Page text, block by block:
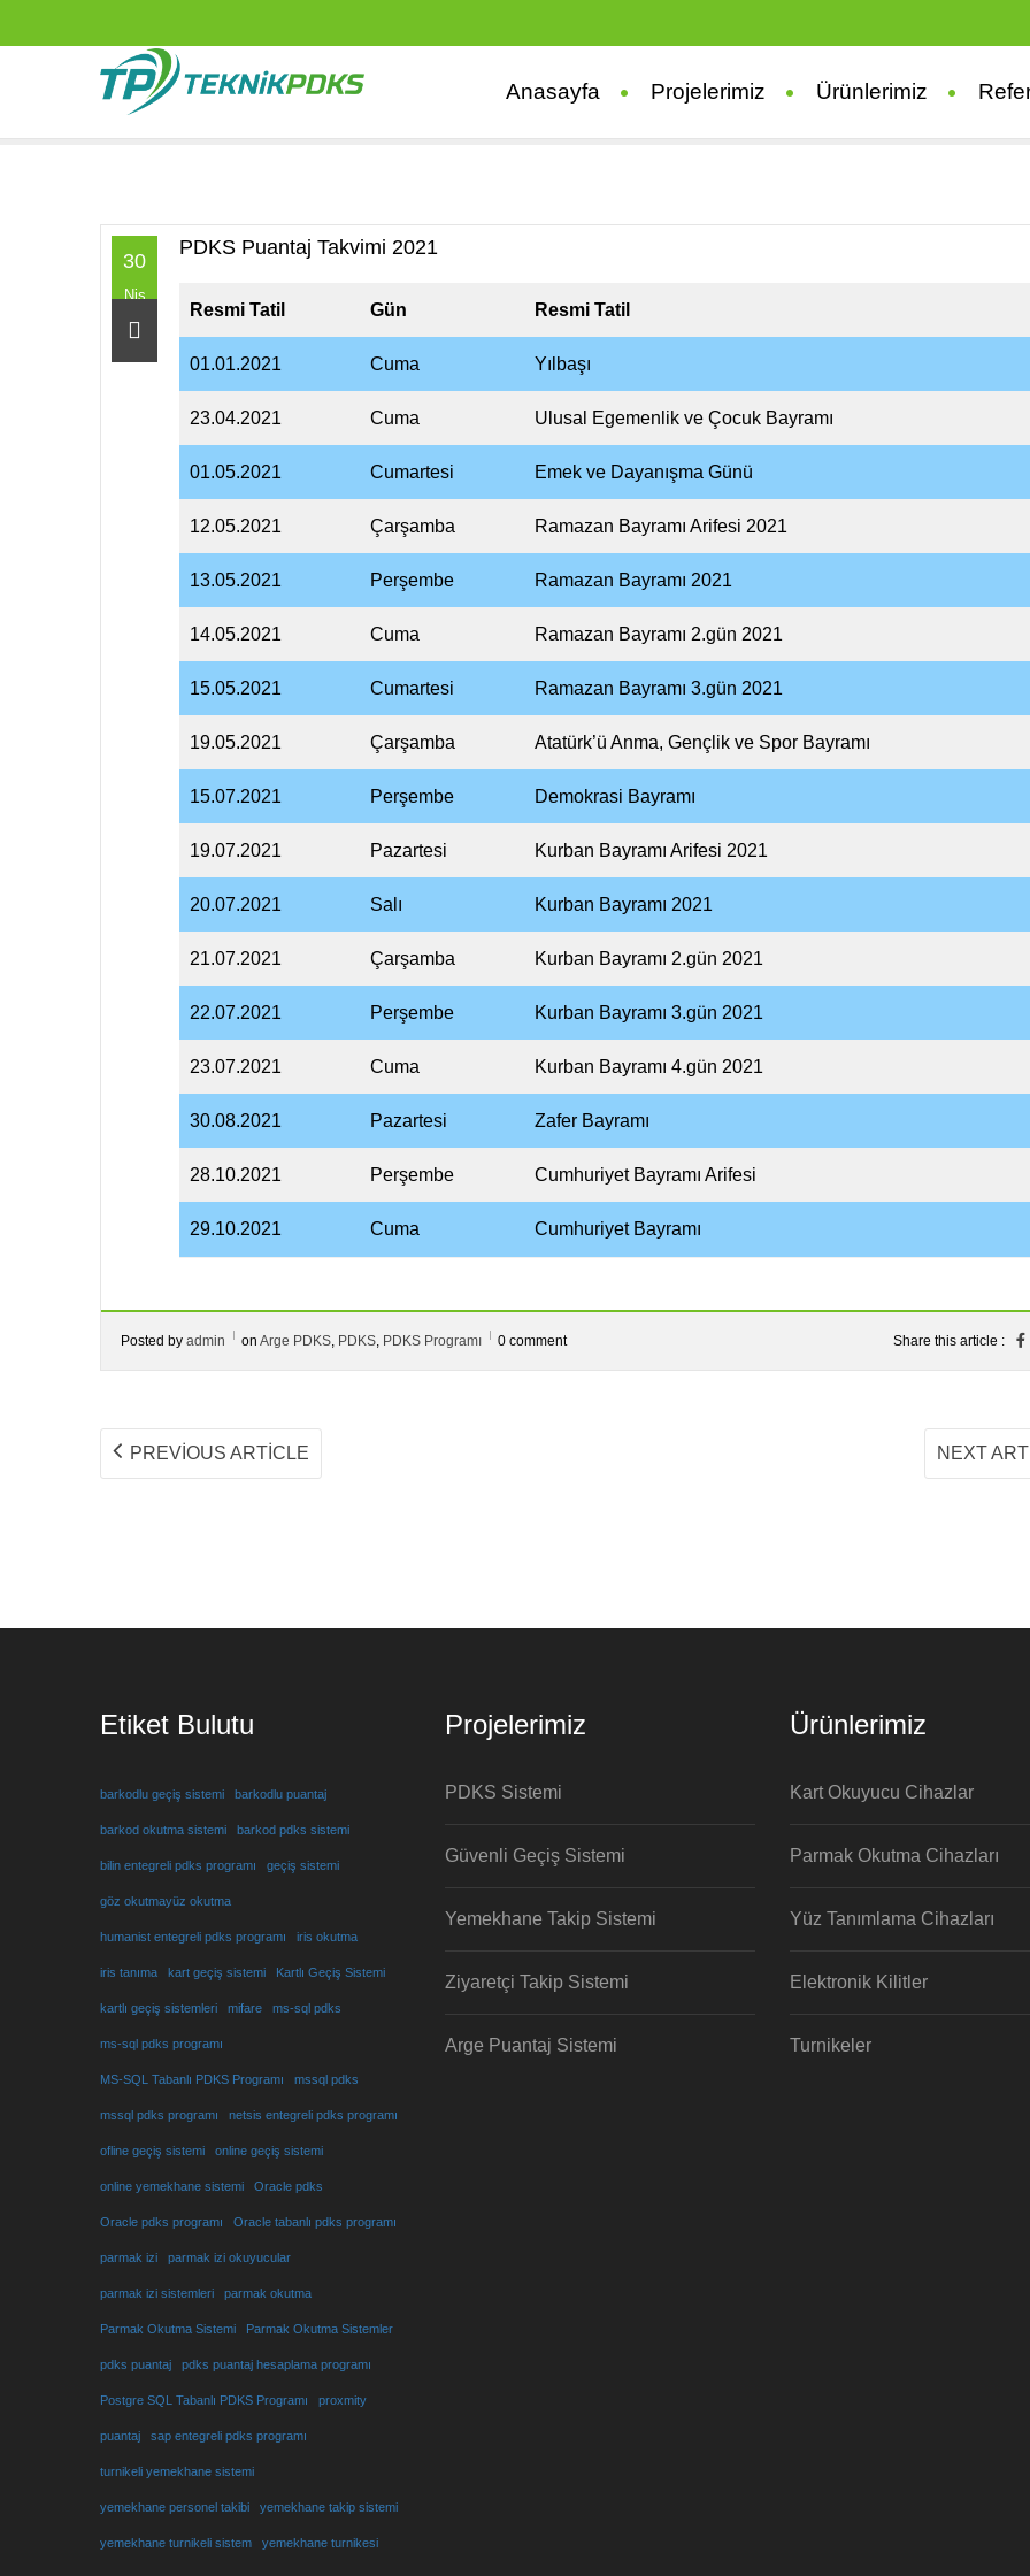
Anasayfa Projelerimiz Ürünlerimiz
30
Nis
PDKS Puantaj Takvimi 2021
Resmi Tatil Gün Resmi Tatil
01.01.2021 Cuma Yılbaşı
23.04.2021 Cuma Ulusal Egemenlik ve Çocuk Bayramı
01.05.2021 Cumartesi Emek ve Dayanışma Günü
12.05.2021 Çarşamba Ramazan Bayramı Arifesi 2021
13.05.2021 Perşembe Ramazan Bayramı 2021
14.05.2021 Cuma Ramazan Bayramı 2.gün 2021
15.05.2021 Cumartesi Ramazan Bayramı 3.gün 2021
19.05.2021 Çarşamba Atatürk’ü Anma, Gençlik ve Spor Bayramı
15.07.2021 Perşembe Demokrasi Bayramı
19.07.2021 Pazartesi Kurban Bayramı Arifesi 2021
20.07.2021 Salı Kurban Bayramı 2021
21.07.2021 Çarşamba Kurban Bayramı 2.gün 2021
22.07.2021 Perşembe Kurban Bayramı 3.gün 2021
23.07.2021 Cuma Kurban Bayramı 4.gün 2021
30.08.2021 Pazartesi Zafer Bayramı
28.10.2021 Perşembe Cumhuriyet Bayramı Arifesi
29.10.2021 Cuma Cumhuriyet Bayramı
Posted by admin on Arge PDKS, PDKS, PDKS Programı 0 comment Share this article :
Yazı
PREVIOUS ARTICLE NEXT
Etiket Bulutu
barkodlu geçiş sistemi barkodlu puantaj
barkod okutma sistemi barkod pdks sistemi
bilin entegreli pdks programı geçiş sistemi
göz okutmayüz okutma
humanist entegreli pdks programı iris okutma
iris tanıma kart geçiş sistemi Kartlı Geçiş Sistemi
kartlı geçiş sistemleri mifare ms-sql pdks
ms-sql pdks programı
MS-SQL Tabanlı PDKS Programı mssql pdks
mssql pdks programı netsis entegreli pdks programı
ofline geçiş sistemi online geçiş sistemi
online yemekhane sistemi Oracle pdks
Oracle pdks programı Oracle tabanlı pdks programı
parmak izi parmak izi okuyucular
parmak izi sistemleri parmak okutma
Parmak Okutma Sistemi Parmak Okutma Sistemler
pdks puantaj pdks puantaj hesaplama programı
Postgre SQL Tabanlı PDKS Programı proxmity
puantaj sap entegreli pdks programı
turnikeli yemekhane sistemi
yemekhane personel takibi yemekhane takip sistemi
yemekhane turnikeli sistem yemekhane turnikesi
Projelerimiz
PDKS Sistemi
Güvenli Geçiş Sistemi
Yemekhane Takip Sistemi
Ziyaretçi Takip Sistemi
Arge Puantaj Sistemi
Ürünlerimiz
Kart Okuyucu Cihazlar
Parmak Okutma Cihazları
Yüz Tanımlama Cihazları
Elektronik Kilitler
Turnikeler